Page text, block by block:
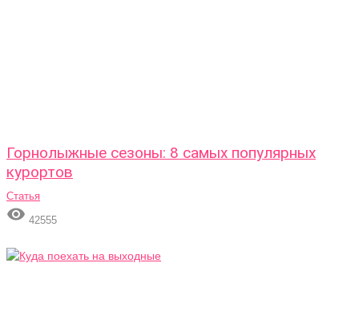
Горнолыжные сезоны: 8 самых популярных
курортов
Статья
 42555